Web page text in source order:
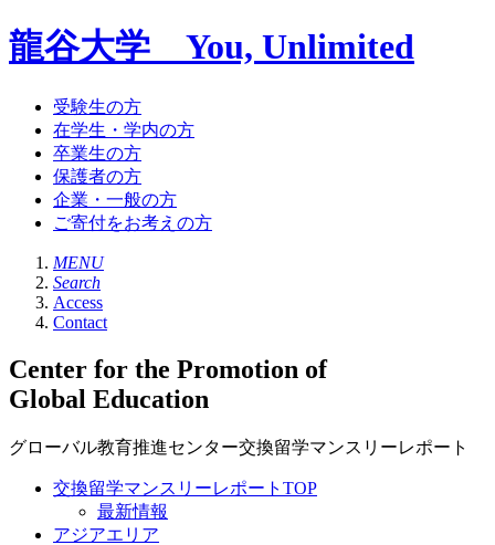
龍谷大学 You, Unlimited
受験生の方
在学生・学内の方
卒業生の方
保護者の方
企業・一般の方
ご寄付をお考えの方
MENU
Search
Access
Contact
Center for the Promotion of
Global Education
グローバル教育推進センター交換留学マンスリーレポート
交換留学マンスリーレポートTOP
最新情報
アジアエリア